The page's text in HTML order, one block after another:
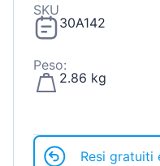
SKU
30A142
Peso:
2.86 kg
Resi gratuiti